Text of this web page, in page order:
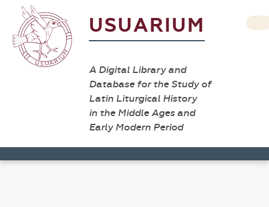
USUARIUM
A Digital Library and
Database for the Study of
Latin Liturgical History
in the Middle Ages and
Early Modern Period